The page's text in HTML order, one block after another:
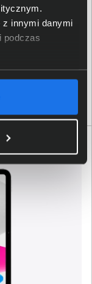
z innymi danymi
podczas
6400 12,1" 2.5K
Pen